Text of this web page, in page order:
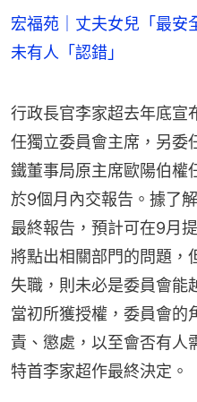
宏福苑｜丈夫女兒「最
未有人「認錯」
行政長官李家超去年底宣
任獨立委員會主席，另委
鐵董事局原主席歐陽伯權
於9個月內交報告。據了
最終報告，預計可在9月
將點出相關部門的問題，
失職，則未必是委員會能
當初所獲授權，委員會的
責、懲處，以至會否有人
特首李家超作最終決定。